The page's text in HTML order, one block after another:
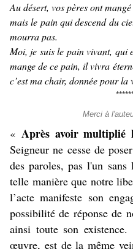
Au désert, vos pères ont
mais le pain qui descend du
mourra pas.
Moi, je suis le pain vivant, qui
mange de ce pain, il vivra
c’est ma chair, donnée pour la
Merci à
« Après avoir multiplié
Seigneur ne cesse de
des paroles, pas l'un sans
telle manière que notre
l’acte manifeste son
possibilité de réponse de
ainsi toute son
œuvre, est de la même